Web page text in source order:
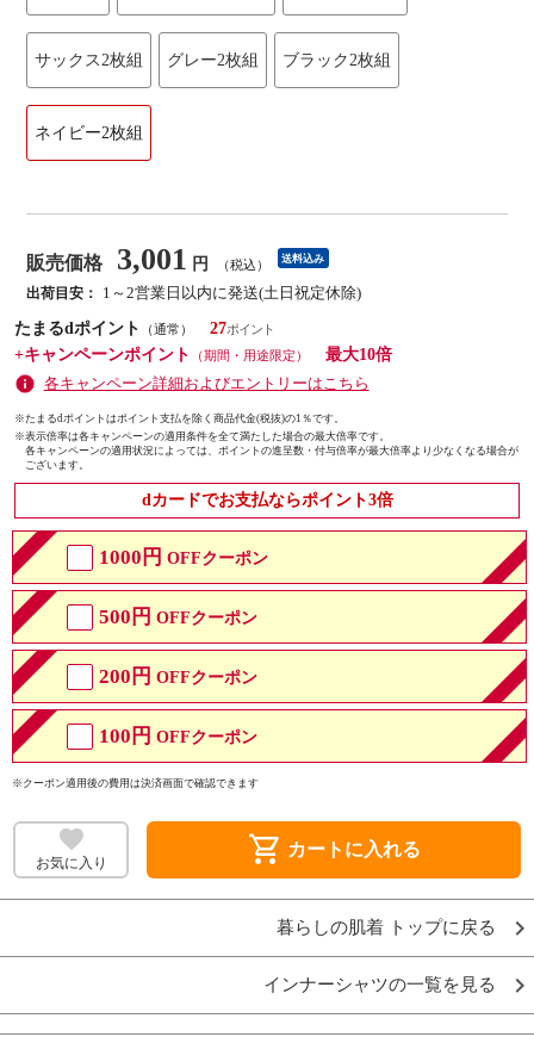
サックス2枚組 グレー2枚組 ブラック2枚組
ネイビー2枚組
販売価格 3,001 円 （税込） 送料込み
出荷目安：
1～2営業日以内に発送(土日祝定休除)
たまるdポイント
（通常）
27
+キャンペーンポイント
（期間・用途限定）
最大10倍
各キャンペーン詳細およびエントリーはこちら
※たまるdポイントはポイント支払を除く商品代金(税抜)の1％です。
※表示倍率は各キャンペーンの適用条件を全て満たした場合の最大倍率です。
各キャンペーンの適用状況によっては、ポイントの進呈数・付与倍率が最大倍率より少なくなる場合が
ございます。
dカードでお支払ならポイント3倍
1000円 OFFクーポン
500円 OFFクーポン
200円 OFFクーポン
100円 OFFクーポン
※クーポン適用後の費用は決済画面で確認できます
お気に入り shopping_cart カートに入れる
暮らしの肌着 トップに戻る
インナーシャツの一覧を見る